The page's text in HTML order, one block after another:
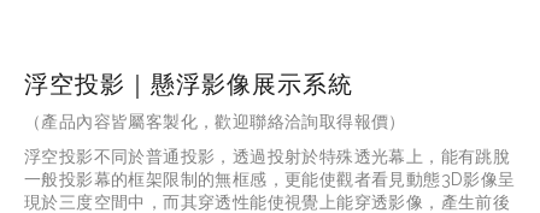
浮空投影｜懸浮影像展示系統
（產品內容皆屬客製化，歡迎聯絡洽詢取得報價）
浮空投影不同於普通投影，透過投射於特殊透光幕上，能有跳脫
一般投影幕的框架限制的無框感，更能使觀者看見動態3D影像呈
現於三度空間中，而其穿透性能使視覺上能穿透影像，產生前後